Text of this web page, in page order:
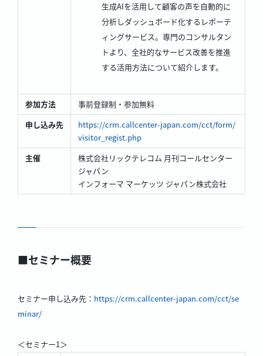
生成AIを活用して顧客の声を自動的に
分析しダッシュボード化するレポーテ
ィングサービス。専門のコンサルタン
トより、全社的なサービス改善を推進
する活用方法について紹介します。
参加方法
事前登録制・参加無料
申し込み先
https://crm.callcenter-japan.com/cct/form/
visitor_regist.php
主催
株式会社リックテレコム 月刊コールセンター
ジャパン
インフォーマ マーケッツ ジャパン株式会社
■セミナー概要
セミナー申し込み先： https://crm.callcenter-japan.com/cct/se
minar/
＜セミナー1＞